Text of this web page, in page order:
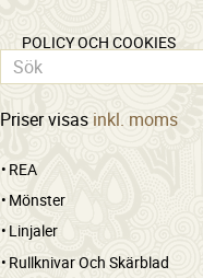
POLICY OCH COOKIES
Priser visas inkl. moms
REA
Mönster
Linjaler
Rullknivar Och Skärblad